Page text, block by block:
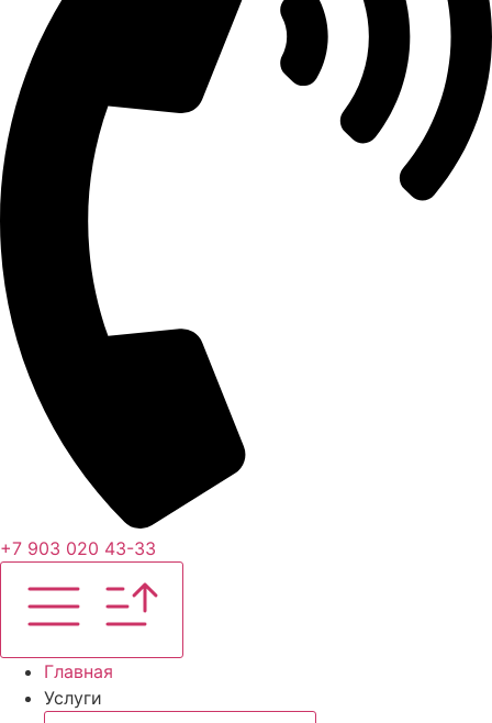
+7 903 020 43-33
Главная
Услуги